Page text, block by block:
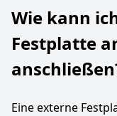
Wie kann
Festplatte
Eine externe